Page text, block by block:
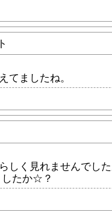
てましたね。
しく見れませんでし
したか☆？